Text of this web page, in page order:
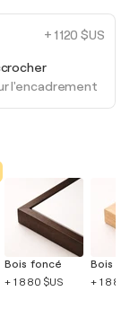
+ 1 120 $US
l'encadrement
Bois foncé
+ 1 880 $US
Bois
+ 1 880